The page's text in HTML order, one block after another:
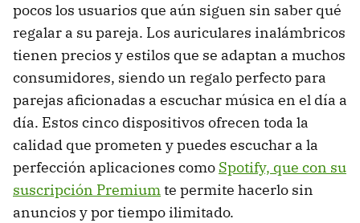
pocos los usuarios que aún siguen sin saber qué
regalar a su pareja. Los auriculares inalámbricos
tienen precios y estilos que se adaptan a muchos
consumidores, siendo un regalo perfecto para
parejas aficionadas a escuchar música en el día a
día. Estos cinco dispositivos ofrecen toda la
calidad que prometen y puedes escuchar a la
perfección aplicaciones como Spotify, que con su
suscripción Premiumte permite hacerlo sin
anuncios y por tiempo ilimitado.